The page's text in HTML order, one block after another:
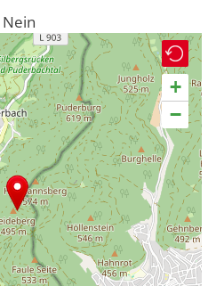
Nein
+
−